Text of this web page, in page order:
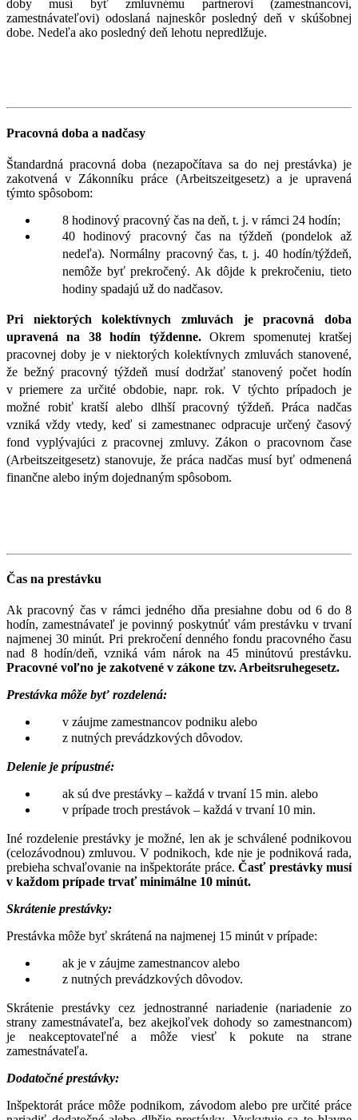
doby musí byť zmluvnému partnerovi (zamestnancovi,
zamestnávateľovi) odoslaná najneskôr posledný deň v skúšobnej
dobe. Nedeľa ako posledný deň lehotu nepredlžuje.
Pracovná doba a nadčasy
Štandardná pracovná doba (nezapočítava sa do nej prestávka) je
zakotvená v Zákonníku práce (Arbeitszeitgesetz) a je upravená
týmto spôsobom:
8 hodinový pracovný čas na deň, t. j. v rámci 24 hodín;
40 hodinový pracovný čas na týždeň (pondelok až
nedeľa). Normálny pracovný čas, t. j. 40 hodín/týždeň,
nemôže byť prekročený. Ak dôjde k prekročeniu, tieto
hodiny spadajú už do nadčasov.
Pri niektorých kolektívnych zmluvách je pracovná doba
upravená na 38 hodín týždenne.Okrem spomenutej kratšej
pracovnej doby je v niektorých kolektívnych zmluvách stanovené,
že bežný pracovný týždeň musí dodržať stanovený počet hodín
v priemere za určité obdobie, napr. rok. V týchto prípadoch je
možné robiť kratší alebo dlhší pracovný týždeň. Práca nadčas
vzniká vždy vtedy, keď si zamestnanec odpracuje určený časový
fond vyplývajúci z pracovnej zmluvy. Zákon o pracovnom čase
(Arbeitszeitgesetz) stanovuje, že práca nadčas musí byť odmenená
finančne alebo iným dojednaným spôsobom.
Čas na prestávku
Ak pracovný čas v rámci jedného dňa presiahne dobu od 6 do 8
hodín, zamestnávateľ je povinný poskytnúť vám prestávku v trvaní
najmenej 30 minút. Pri prekročení denného fondu pracovného času
nad 8 hodín/deň, vzniká vám nárok na 45 minútovú prestávku.
Pracovné voľno je zakotvené v zákone tzv. Arbeitsruhegesetz.
Prestávka môže byť rozdelená:
v záujme zamestnancov podniku alebo
z nutných prevádzkových dôvodov.
Delenie je prípustné:
ak sú dve prestávky – každá v trvaní 15 min. alebo
v prípade troch prestávok – každá v trvaní 10 min.
Iné rozdelenie prestávky je možné, len ak je schválené podnikovou
(celozávodnou) zmluvou. V podnikoch, kde nie je podniková rada,
prebieha schvaľovanie na inšpektoráte práce.Časť prestávky musí
v každom prípade trvať minimálne 10 minút.
Skrátenie prestávky:
Prestávka môže byť skrátená na najmenej 15 minút v prípade:
ak je v záujme zamestnancov alebo
z nutných prevádzkových dôvodov.
Skrátenie prestávky cez jednostranné nariadenie (nariadenie zo
strany zamestnávateľa, bez akejkoľvek dohody so zamestnancom)
je neakceptovateľné a môže viesť k pokute na strane
zamestnávateľa.
Dodatočné prestávky:
Inšpektorát práce môže podnikom, závodom alebo pre určité práce